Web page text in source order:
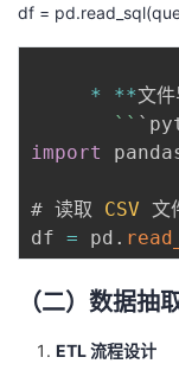
df =
* **文
` `
import
# 读取 CSV 文
df = pd .
（二）数据抽
ETL 流程设计